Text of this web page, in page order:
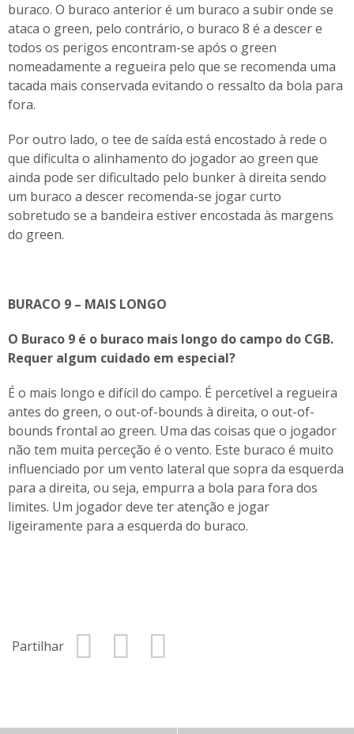
buraco. O buraco anterior é um buraco a subir onde se
ataca o green, pelo contrário, o buraco 8 é a descer e
todos os perigos encontram-se após o green
nomeadamente a regueira pelo que se recomenda uma
tacada mais conservada evitando o ressalto da bola para
fora.
Por outro lado, o tee de saída está encostado à rede o
que dificulta o alinhamento do jogador ao green que
ainda pode ser dificultado pelo bunker à direita sendo
um buraco a descer recomenda-se jogar curto
sobretudo se a bandeira estiver encostada às margens
do green.
BURACO 9 – MAIS LONGO
O Buraco 9 é o buraco mais longo do campo do CGB.
Requer algum cuidado em especial?
É o mais longo e difícil do campo. É percetível a regueira
antes do green, o out-of-bounds à direita, o out-of-
bounds frontal ao green. Uma das coisas que o jogador
não tem muita perceção é o vento. Este buraco é muito
influenciado por um vento lateral que sopra da esquerda
para a direita, ou seja, empurra a bola para fora dos
limites. Um jogador deve ter atenção e jogar
ligeiramente para a esquerda do buraco.
Partilhar